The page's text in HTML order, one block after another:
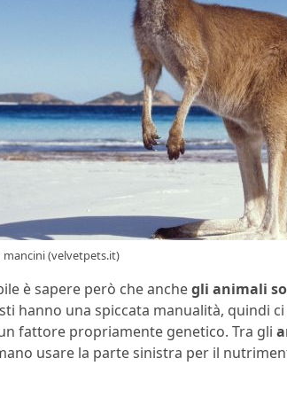
mancini (velvetpets.it)
è sapere però che anchegli animali
hanno una spiccata manualità, quindi
fattore propriamente genetico. Tra gli
usare la parte sinistra per il